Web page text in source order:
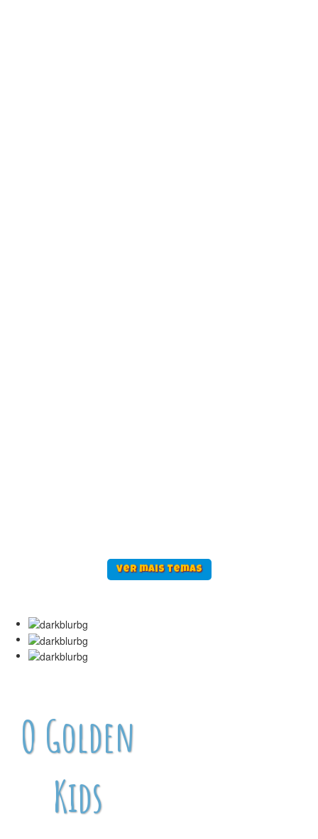
ver mais temas
O Golden
Kids